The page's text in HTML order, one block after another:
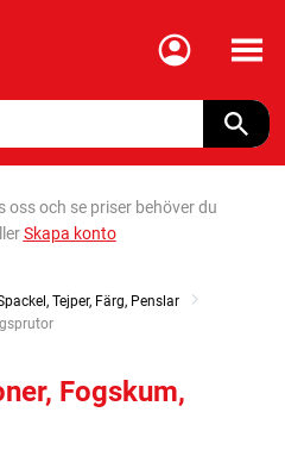
Meny
och se priser behöver du
Skapa konto
Tejper, Färg, Penslar
Fogskum,